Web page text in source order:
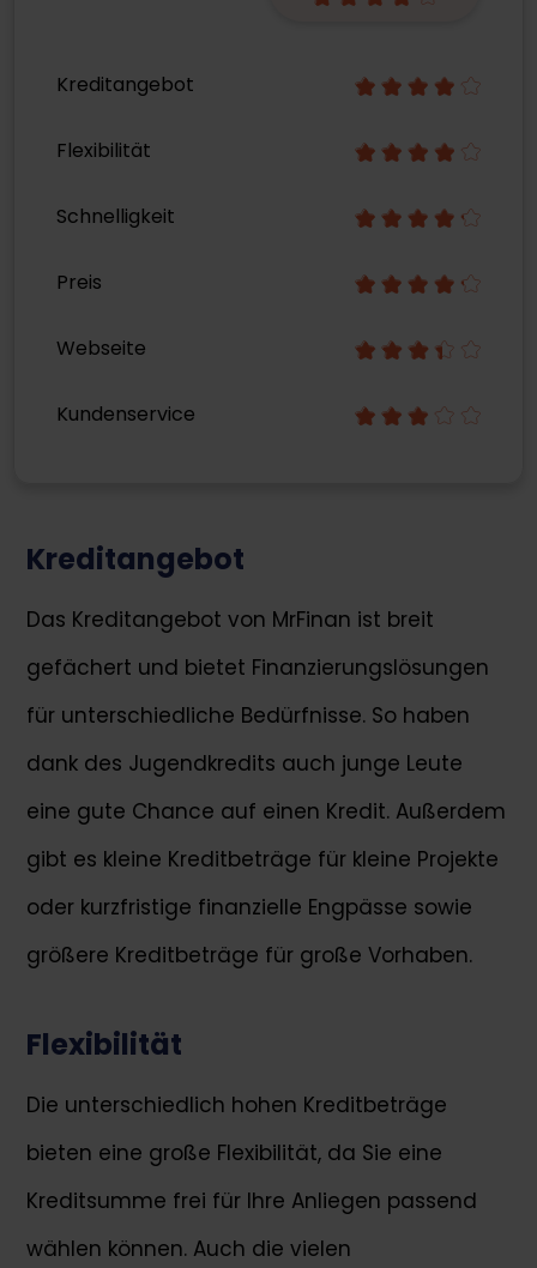
Kreditangebot
Flexibilität
Schnelligkeit
Preis
Webseite
Kundenservice
Kreditangebot
Das Kreditangebot von MrFinan ist breit
gefächert und bietet Finanzierungslösungen
für unterschiedliche Bedürfnisse. So haben
dank des Jugendkredits auch junge Leute
eine gute Chance auf einen Kredit. Außerdem
gibt es kleine Kreditbeträge für kleine Projekte
oder kurzfristige finanzielle Engpässe sowie
größere Kreditbeträge für große Vorhaben.
Flexibilität
Die unterschiedlich hohen Kreditbeträge
bieten eine große Flexibilität, da Sie eine
Kreditsumme frei für Ihre Anliegen passend
wählen können. Auch die vielen